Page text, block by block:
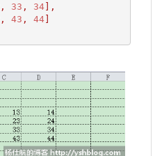
, 33 , 34],
, 43 , 44]